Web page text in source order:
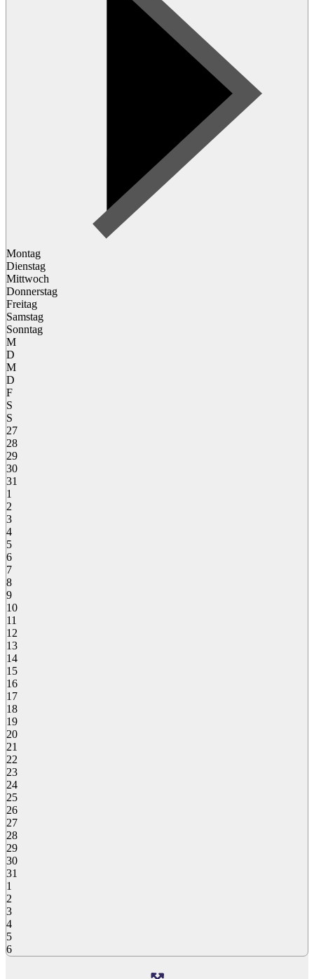
Montag
Dienstag
Mittwoch
Donnerstag
Freitag
Samstag
Sonntag
M
D
M
D
F
S
S
27
28
29
30
31
1
2
3
4
5
6
7
8
9
10
11
12
13
14
15
16
17
18
19
20
21
22
23
24
25
26
27
28
29
30
31
1
2
3
4
5
6